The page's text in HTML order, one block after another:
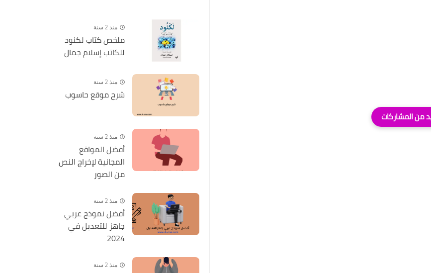
منذ 2 سنة
ملخص كتاب لكنود
للكاتب إسلام جمال
منذ 2 سنة
شرح موقع حاسوب
منذ 2 سنة
أفضل المواقع
المجانية لإخراج النص
من الصور
منذ 2 سنة
أفضل نموذج عربي
جاهز للتعديل في
2024
منذ 2 سنة